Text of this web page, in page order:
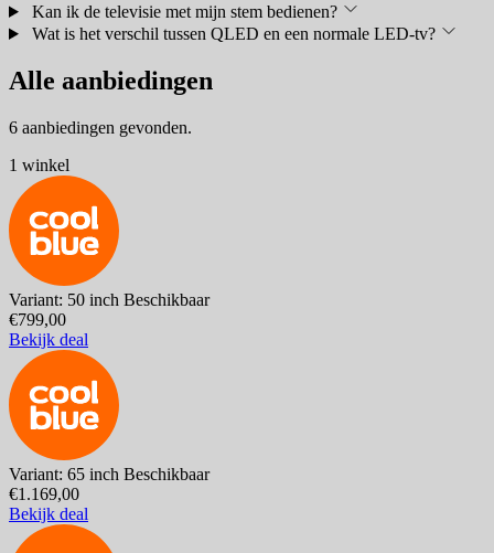
Kan ik de televisie met mijn stem bedienen?
Wat is het verschil tussen QLED en een normale LED-tv?
Alle aanbiedingen
6 aanbiedingen gevonden.
1 winkel
Variant: 50 inch Beschikbaar
€799,00
Bekijk deal
Variant: 65 inch Beschikbaar
€1.169,00
Bekijk deal